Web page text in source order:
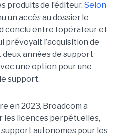
produits de l’éditeur. Selon
un accès au dossier le
conclu entre l’opérateur et
prévoyait l’acquisition de
années de support
une option pour une
support.
en 2023, Broadcom a
les licences perpétuelles,
autonomes pour les